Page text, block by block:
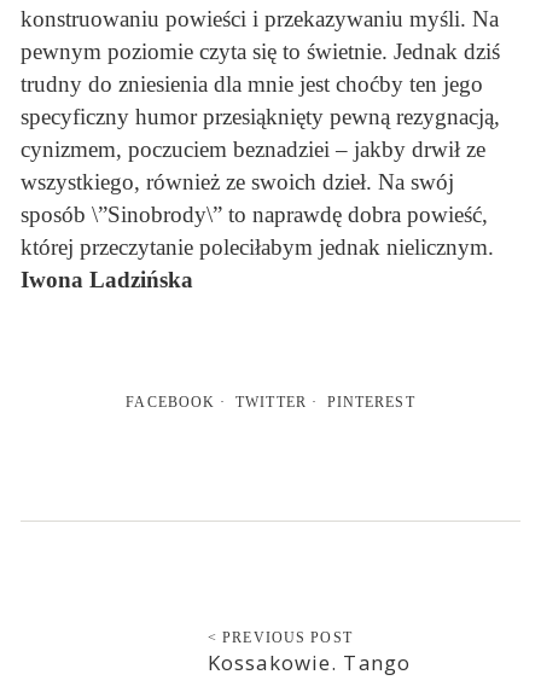
konstruowaniu powieści i przekazywaniu myśli. Na
pewnym poziomie czyta się to świetnie. Jednak dziś
trudny do zniesienia dla mnie jest choćby ten jego
specyficzny humor przesiąknięty pewną rezygnacją,
cynizmem, poczuciem beznadziei – jakby drwił ze
wszystkiego, również ze swoich dzieł. Na swój
sposób \”Sinobrody\” to naprawdę dobra powieść,
której przeczytanie poleciłabym jednak nielicznym.
Iwona Ladzińska
FACEBOOK TWITTER PINTEREST
< PREVIOUS POST
Kossakowie. Tango